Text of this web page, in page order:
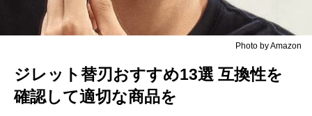
Photo by Amazon
ジレット替刃おすすめ13選 互換性を
確認して適切な商品を